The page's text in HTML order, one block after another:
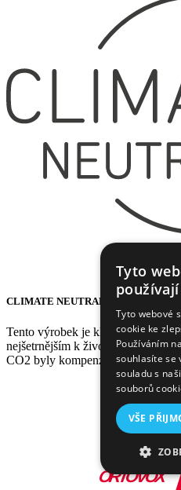
CLIMATE NEUTRAL
Tento výrobek je klimaticky
nejšetrnějším k životnímu
CO2 byly kompenzovány.
Tyto
Tyto webové
cookie ke
Používáním
souhlasíte se
souladu s
souborů
VŠE